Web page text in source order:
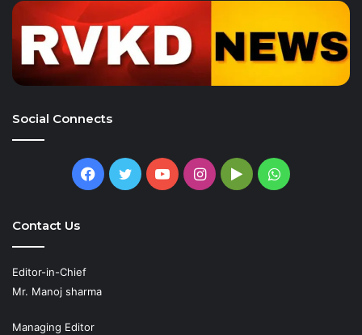
Social Connects
Facebook
TwitterYouTubeInstagram
GoogleWhatsApp
Contact Us
Editor-in-Chief
Mr. Manoj sharma
Managing Editor